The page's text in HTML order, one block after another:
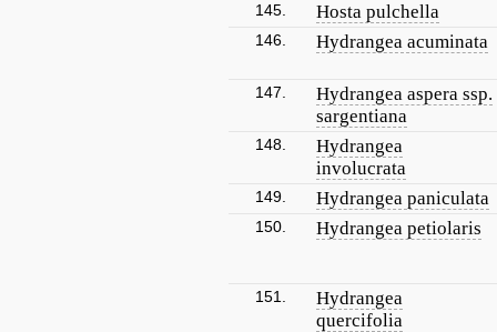
145. Hosta pulchella
146. Hydrangea acuminata
147.
Hydrangea aspera ssp.
sargentiana
148.
Hydrangea
involucrata
149. Hydrangea paniculata
150. Hydrangea petiolaris
151.
Hydrangea
quercifolia